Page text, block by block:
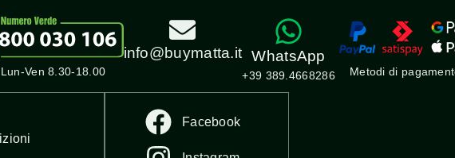
Lun-Ven 8.30-18.00
info@buymatta.it WhatsApp
+39 389.4668286 Metodi di
Facebook